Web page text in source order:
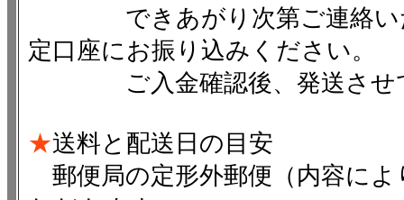
できあがり次第ご連絡いた
定口座にお振り込みください。
ご入金確認後、発送させて
★送料と配送日の目安
郵便局の定形外郵便（内容に